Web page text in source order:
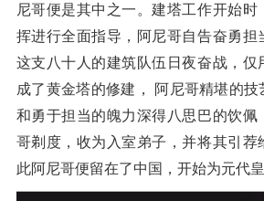
尼哥便是其中之一。建塔工作开始时
挥进行全面指导，阿尼哥自告奋勇担
这支八十人的建筑队伍日夜奋战，仅
成了黄金塔的修建， 阿尼哥精堪的
和勇于担当的魄力深得八思巴的饮佩
哥剃度，收为入室弟子，并将其引荐
此阿尼哥便留在了中国，开始为元代皇